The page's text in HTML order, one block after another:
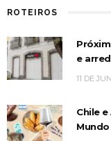
ROTEIROS
e
11 DE
Chile
Mundo